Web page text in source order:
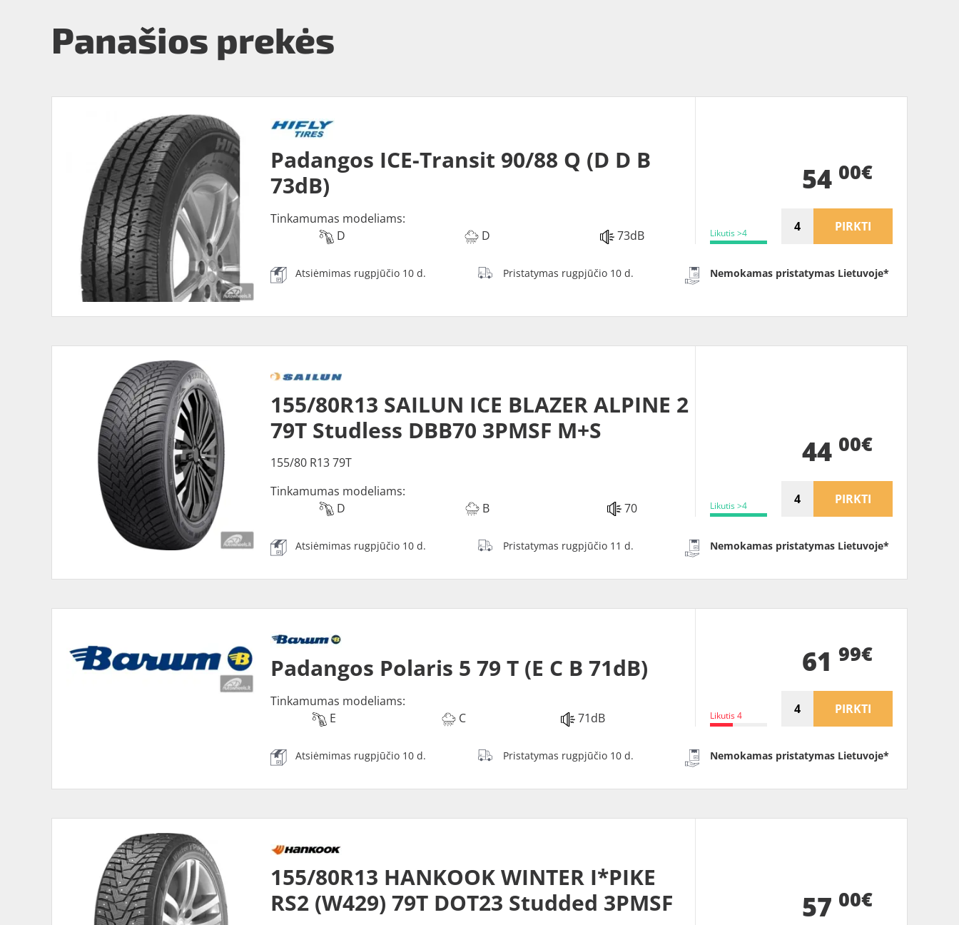
Panašios prekės
Padangos ICE-Transit 90/88 Q (D D B
73dB)
Tinkamumas modeliams:
D
D 73dB Likutis >4
54 00€
PIRKTI
Atsiėmimas rugpjūčio 10 d. Pristatymas rugpjūčio 10 d. Nemokamas pristatymas Lietuvoje*
155/80R13 SAILUN ICE BLAZER ALPINE 2
79T Studless DBB70 3PMSF M+S
155/80 R13 79T
Tinkamumas modeliams:
D
B 70 Likutis >4
44 00€
PIRKTI
Atsiėmimas rugpjūčio 10 d. Pristatymas rugpjūčio 11 d. Nemokamas pristatymas Lietuvoje*
Padangos Polaris 5 79 T (E C B 71dB)
Tinkamumas modeliams:
E
C 71dB Likutis 4
61 99€
PIRKTI
Atsiėmimas rugpjūčio 10 d. Pristatymas rugpjūčio 10 d. Nemokamas pristatymas Lietuvoje*
155/80R13 HANKOOK WINTER I*PIKE
RS2 (W429) 79T DOT23 Studded 3PMSF
57 00€